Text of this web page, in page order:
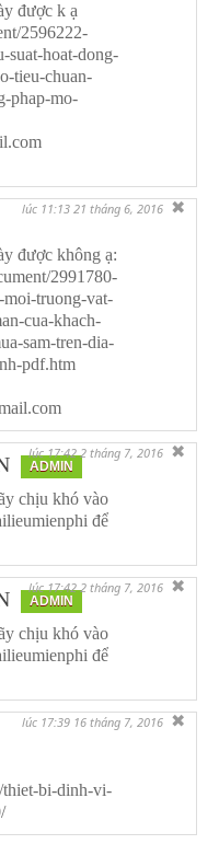
được k ạ
2596222-
suat-hoat-dong-
tieu-chuan-
phap-mo-
lúc 11:13 21 tháng 6, 2016 ✖
được không ạ:
2991780-
moi-truong-vat-
cua-khach-
sam-tren-dia-
pdf.htm
ADMIN
lúc 17:42 2 tháng 7, 2016 ✖
chịu khó vào
để
ADMIN
lúc 17:42 2 tháng 7, 2016 ✖
chịu khó vào
để
lúc 17:39 16 tháng 7, 2016 ✖
thiet-bi-dinh-vi-